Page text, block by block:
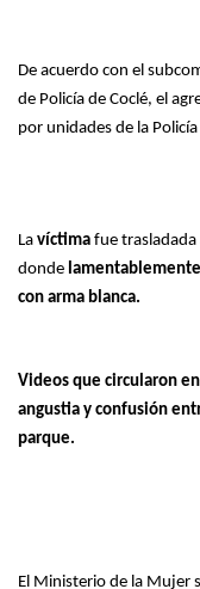
De acuerdo con el
de Policía de Coclé, el
por unidades de la
La víctima fue trasladada
donde
con arma blanca.
Videos que circularon
angustia y confusión
parque.
El Ministerio de la Mujer